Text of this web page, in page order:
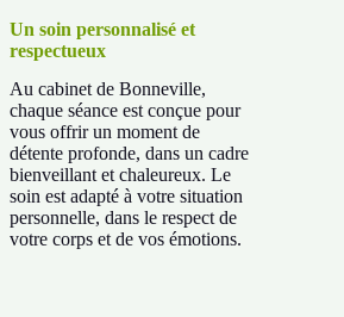
Un soin personnalisé et
respectueux
Au cabinet de Bonneville,
chaque séance est conçue pour
vous offrir un moment de
détente profonde, dans un cadre
bienveillant et chaleureux. Le
soin est adapté à votre situation
personnelle, dans le respect de
votre corps et de vos émotions.